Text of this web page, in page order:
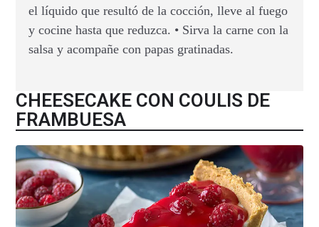
el líquido que resultó de la cocción, lleve al fuego
y cocine hasta que reduzca. • Sirva la carne con la
salsa y acompañe con papas gratinadas.
CHEESECAKE CON COULIS DE
FRAMBUESA